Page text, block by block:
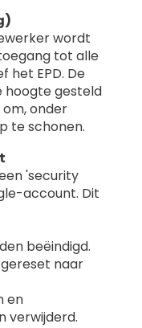
wordt
tot alle
het EPD. De
hoogte gesteld
onder
te schonen.
'security
account. Dit
beëindigd.
naar
en
verwijderd.